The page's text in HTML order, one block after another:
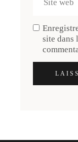
site dans